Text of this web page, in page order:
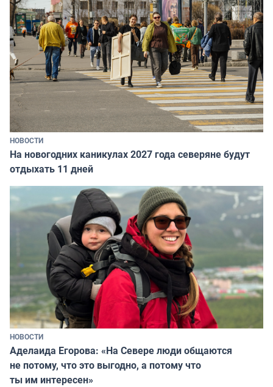
НОВОСТИ
На новогодних каникулах 2027 года северяне будут
отдыхать 11 дней
НОВОСТИ
Аделаида Егорова: «На Севере люди общаются
не потому, что это выгодно, а потому что
ты им интересен»